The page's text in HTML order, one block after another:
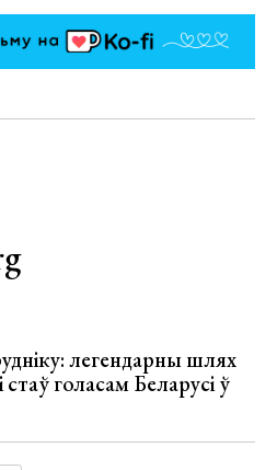
легендарны шлях
голасам Беларусі ў